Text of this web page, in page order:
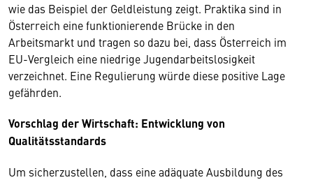
wie das Beispiel der Geldleistung zeigt. Praktika sind in
Österreich eine funktionierende Brücke in den
Arbeitsmarkt und tragen so dazu bei, dass Österreich im
EU-Vergleich eine niedrige Jugendarbeitslosigkeit
verzeichnet. Eine Regulierung würde diese positive Lage
gefährden.
Vorschlag der Wirtschaft: Entwicklung von
Qualitätsstandards
Um sicherzustellen, dass eine adäquate Ausbildung des